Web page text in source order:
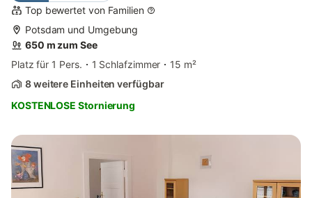
Top bewertet von Familien
Potsdam und Umgebung
650 m zum See
Platz für 1 Pers.
1 Schlafzimmer
15 m²
8 weitere Einheiten verfügbar
KOSTENLOSE Stornierung